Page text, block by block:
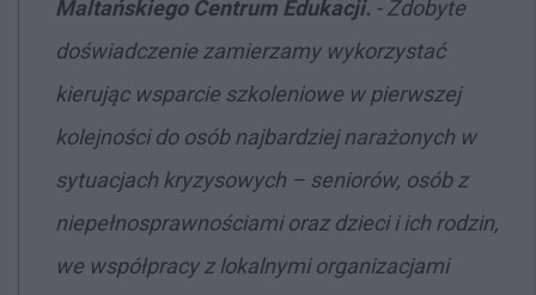
Maltańskiego Centrum Edukacji. - Zdobyte
doświadczenie zamierzamy wykorzystać
kierując wsparcie szkoleniowe w pierwszej
kolejności do osób najbardziej narażonych w
sytuacjach kryzysowych – seniorów, osób z
niepełnosprawnościami oraz dzieci i ich rodzin,
we współpracy z lokalnymi organizacjami